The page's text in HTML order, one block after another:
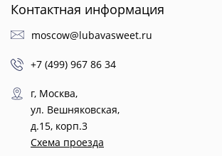
Контактная информация
moscow@lubavasweet.ru
+7 (499) 967 86 34
г, Москва,
ул. Вешняковская,
д.15, корп.3
Схема проезда